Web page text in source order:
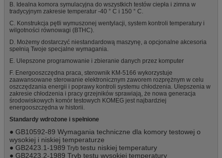
B. Idealna komora symulacyjna do wszystkich testów ciepła i zimna w
tradycyjnym zakresie temperatur -40 ° C i 150 ° C.
C. Konstrukcja pętli wymuszonej wentylacji, system kontroli temperatury i
wilgotności równowagi (BTHC).
D. Możemy dostarczyć niestandardową maszynę, a opcjonalne akcesoria
spełnią Twoje specjalne wymagania.
E. Ulepszone programowanie i zbieranie danych przez komputer
F. Energooszczędna praca, sterownik KM-5166 wykorzystuje
zaawansowane sterowanie elektronicznym zaworem rozprężnym w celu
oszczędzania energii i poprawy kontroli systemu chłodzenia. Ulepszenia w
zakresie chłodzenia i pracy grzejników sprawiają, że nowa generacja
środowiskowych komór testowych KOMEG jest najbardziej
energooszczędna w historii.
Standardy wdrożone i spełnione
● GB10592-89 Wymagania techniczne dla komory testowej o
wysokiej i niskiej temperaturze
● GB2423.1-1989 Tryb testu niskiej temperatury
● GB2423.2-1989 Tryb testu wysokiej temperatury